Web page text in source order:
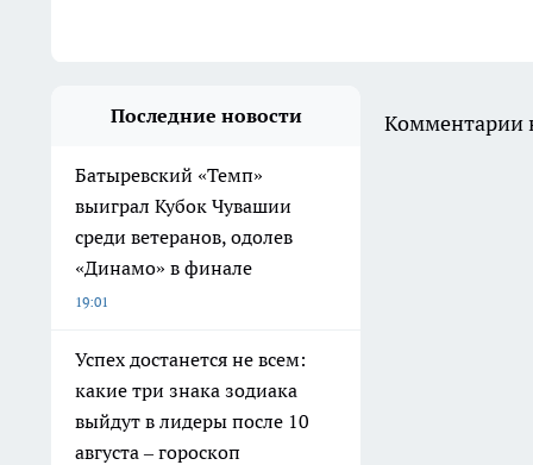
Последние новости
Батыревский «Темп»
выиграл Кубок Чувашии
среди ветеранов, одолев
«Динамо» в финале
19:01
Успех достанется не всем:
какие три знака зодиака
выйдут в лидеры после 10
августа – гороскоп
Комментарии